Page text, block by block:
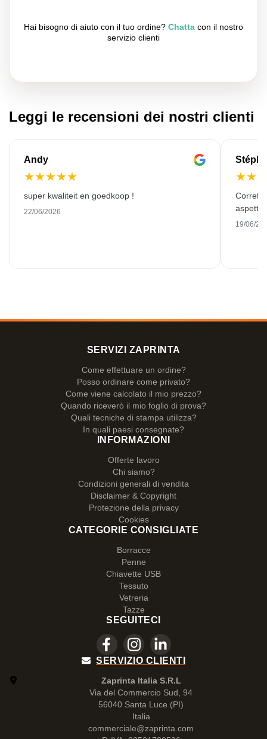
Hai bisogno di aiuto con il tuo ordine? Chatta con il nostro
servizio clienti
Leggi le recensioni dei nostri clienti
Andy
★★★★★
super kwaliteit en goedkoop !
22/06/2026
★★
19/06/
SERVIZI ZAPRINTA
Come effettuare un ordine?
Posso ordinare come privato?
Come viene calcolato il mio prezzo?
Quando riceverò il mio foglio di prova?
Quali tecniche di stampa utilizza?
In quali paesi consegnate?
INFORMAZIONI
Offerte lavoro
Chi siamo?
Condizioni generali di vendita
Disclaimer & Copyright
Protezione della privacy
Cookies
CATEGORIE CONSIGLIATE
Borracce
Penne
Chiavette USB
Tessuto
Vetreria
Tazze
SEGUITECI
SERVIZIO CLIENTI
Zaprinta Italia S.R.L
Via del Commercio Sud, 94
56040 Santa Luce (PI)
Italia
commerciale@zaprinta.com